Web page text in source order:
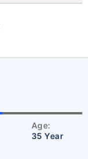
Age:
35 Year